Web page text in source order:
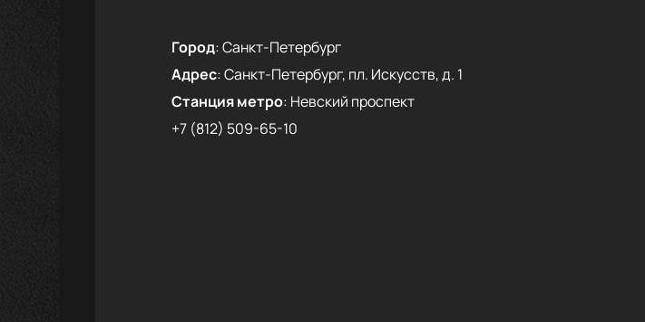
Город:Санкт-Петербург
Адрес:Санкт-Петербург, пл. Искусств, д. 1
Станция метро: Невский проспект
+7 (812) 509-65-10